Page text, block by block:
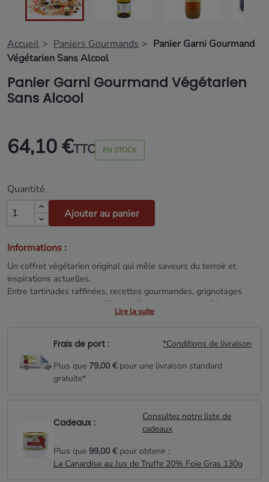
Accueil Paniers Gourmands
Panier Garni Gourmand
Végétarien Sans Alcool
Panier Garni Gourmand Végétarien
Sans Alcool
64,10 €TTC EN STOCK
Quantité
Ajouter au panier
Informations :
Un coffret végétarien original qui mêle saveurs du terroir et
inspirations actuelles.
Entre tartinades raffinées, recettes gourmandes, grignotages
savoureux et douceurs délicates, il propose une expérience
conviviale et surprenante, sublimée par une sélection sans alcool
Lire la suite
Frais de port :
*Conditions de livraison
Plus que 79,00 €pour une livraison standard
gratuite*
Cadeaux :
Consultez notre liste de
cadeaux
Plus que 99,00 €pour obtenir :
La Canardise au Jus de Truffe 20% Foie Gras 130g